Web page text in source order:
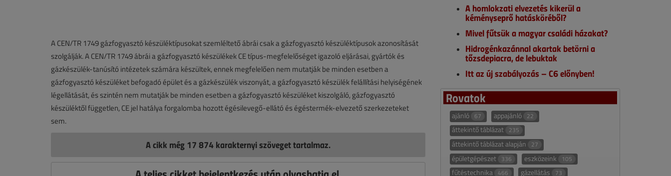
A CEN/TR 1749 gázfogyasztó készüléktípusokat szemléltető ábrái csak a gázfogyasztó készüléktípusok azonosítását
szolgálják. A CEN/TR 1749 ábrái a gázfogyasztó készülékek CE típus-megfelelőséget igazoló eljárásai, gyártók és
gázkészülék-tanúsító intézetek számára készültek, ennek megfelelően nem mutatják be minden esetben a
gázfogyasztó készüléket befogadó épület és a gázkészülék viszonyát, a gázfogyasztó készülék felállítási helyiségének
légellátását, és szintén nem mutatják be minden esetben a gázfogyasztó készüléket kiszolgáló, gázfogyasztó
készüléktől független, CE jel hatálya forgalomba hozott égésilevegő-ellátó és égéstermék-elvezető szerkezeteket
sem.
A cikk még 17 874 karakternyi szöveget tartalmaz.
A homlokzati elvezetés kikerül a
kéményseprő hatásköréből?
Mivel fűtsük a magyar családi házakat?
Hidrogénkazánnal akartak betörni a
tőzsdepiacra, de lebuktak
Itt az új szabályozás – C6 előnyben!
Rovatok
ajánló 67 appajánló 22
áttekintő táblázat 235
áttekintő táblázat alapján 27
épületgépészet 336 eszközeink 105
fűtéstechnika 466 gázellátás 73